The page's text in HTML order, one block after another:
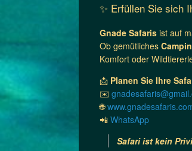
✨ Erfüllen Sie sich
Gnade Safaris ist auf
Ob gemütliches
Komfort oder
📩 Planen Sie Ihre
✉️
🌐
📲 WhatsApp
Safari ist kein